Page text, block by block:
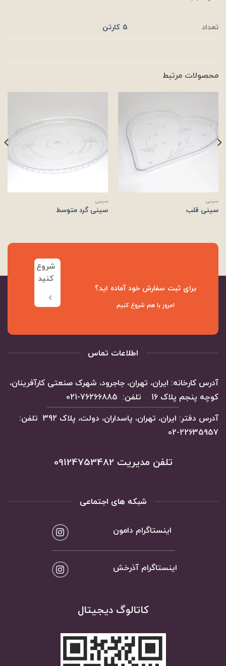
تعداد 5 کارتن
محصولات مرتبط
سینی
سینی قلب
سینی
سینی گرد متوسط
برای ثبت سفارش خود آماده اید؟
امروز با هم شروع کنیم
شروع
کنید
اطلاعات تماس
آدرس کارخانه: ایران، تهران، جاجرود، شهرک صنعتی کارآفرینان،
کوچه پنجم پلاک 16 تلفن: 76266885-021
آدرس دفتر: ایران، تهران، پاسداران، دولت، پلاک 392 تلفن:
22635957-02
تلفن مدیریت 09124753482
شبکه های اجتماعی
اینستاگرام دامون
اینستاگرام آذرخش
کاتالوگ دیجیتال